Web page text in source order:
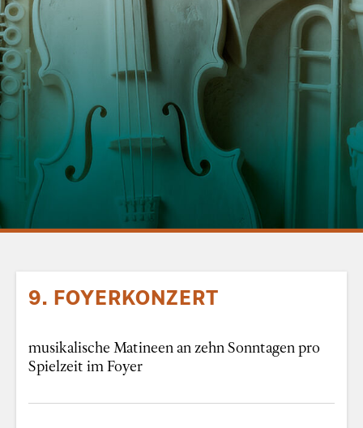
9. FOYERKONZERT
musikalische Matineen an zehn Sonntagen pro
Spielzeit im Foyer